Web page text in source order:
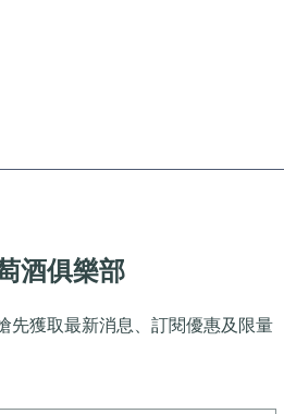
酒俱樂部
先獲取最新消息、訂閱優惠及限量